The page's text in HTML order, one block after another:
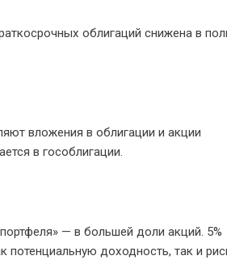
облигаций снижена в
вложения в облигации и акции
в гособлигации.
— в большей доли акций. 5%
потенциальную доходность, так и